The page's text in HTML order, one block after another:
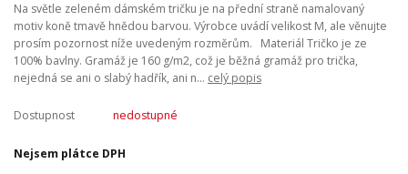
Na světle zeleném dámském tričku je na přední straně namalovaný
motiv koně tmavě hnědou barvou. Výrobce uvádí velikost M, ale věnujte
prosím pozornost níže uvedeným rozměrům. Materiál Tričko je ze
100% bavlny. Gramáž je 160 g/m2, což je běžná gramáž pro trička,
nejedná se ani o slabý hadřík, ani n... celý popis
Dostupnost nedostupné
Nejsem plátce DPH